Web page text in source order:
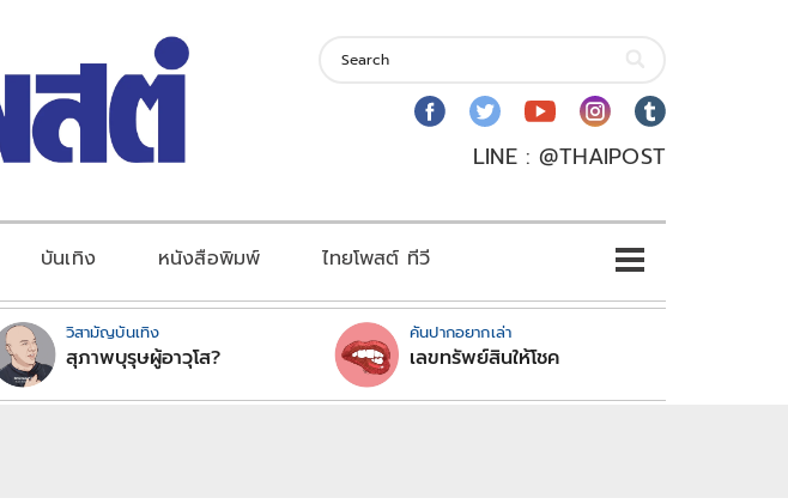
LINE : @THAIPOST
บันเทิง หนังสือพิมพ์ ไทยโพสต์ ทีวี
วิสามัญบันเทิง
สุภาพบุรุษผู้อาวุโส?
คันปากอยากเล่า
เลขทรัพย์สินให้โชค